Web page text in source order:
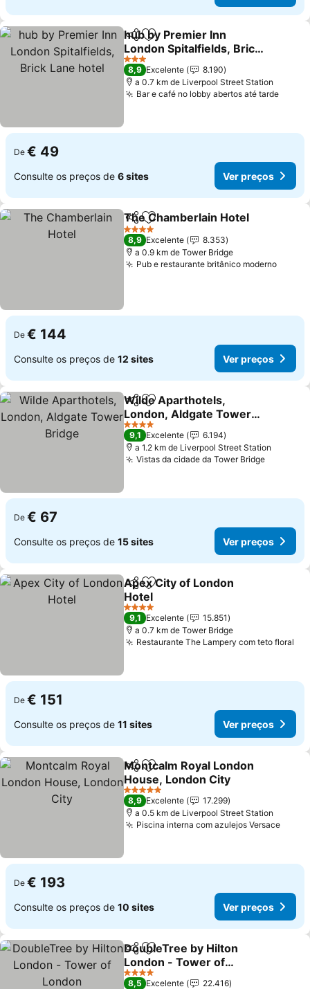
PartilharAdicionar aos favoritos
hub by Premier Inn
London Spitalfields, Brick
Lane hotel
Ver preços
3 Estrelas
8,9 Excelente
8.190
a 0.7 km de Liverpool Street Station
Bar e café no lobby abertos até tardeVer
De € 49
Consulte os preços de 6 sites Ver preços
PartilharAdicionar aos favoritos
The Chamberlain Hotel
4 Estrelas
8,9 Excelente
8.353
a 0.9 km de Tower Bridge
Pub e restaurante britânico modernoVer
De € 144
Consulte os preços de 12 sites Ver preços
PartilharAdicionar aos favoritos
Wilde Aparthotels,
London, Aldgate Tower
Bridge
Ver preços
4 Estrelas
9,1 Excelente
6.194
a 1.2 km de Liverpool Street Station
Vistas da cidade da Tower BridgeVer
De € 67
Consulte os preços de 15 sites Ver preços
PartilharAdicionar aos favoritos
Apex City of London
Hotel
Ver preços
4 Estrelas
9,1 Excelente
15.851
a 0.7 km de Tower Bridge
Restaurante The Lampery com teto floral
De € 151
Consulte os preços de 11 sites Ver preços
PartilharAdicionar aos favoritos
Montcalm Royal London
House, London City
Ver preços
5 Estrelas
8,9 Excelente
17.299
a 0.5 km de Liverpool Street Station
Piscina interna com azulejos VersaceVer
De € 193
Consulte os preços de 10 sites Ver preços
PartilharAdicionar aos favoritos
DoubleTree by Hilton
London - Tower of
London
Ver preços
4 Estrelas
8,5 Excelente
22.416